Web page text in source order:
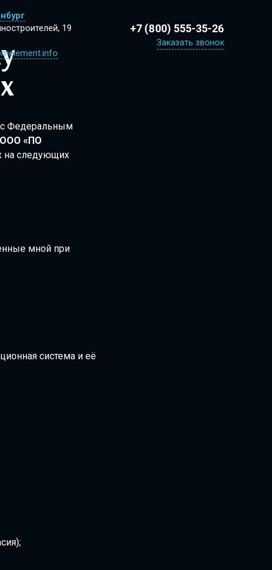
19
+7 (800) 555-35-26
Заказать звонок
с Федеральным
ООО «ПО
на следующих
мной при
система и её